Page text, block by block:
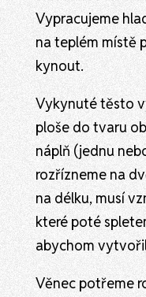
Vypracujeme
na teplém místě
kynout.
Vykynuté těsto
ploše do tvaru
náplň (jednu
rozřízneme na
na délku, musí
které poté
abychom
Věnec potřeme